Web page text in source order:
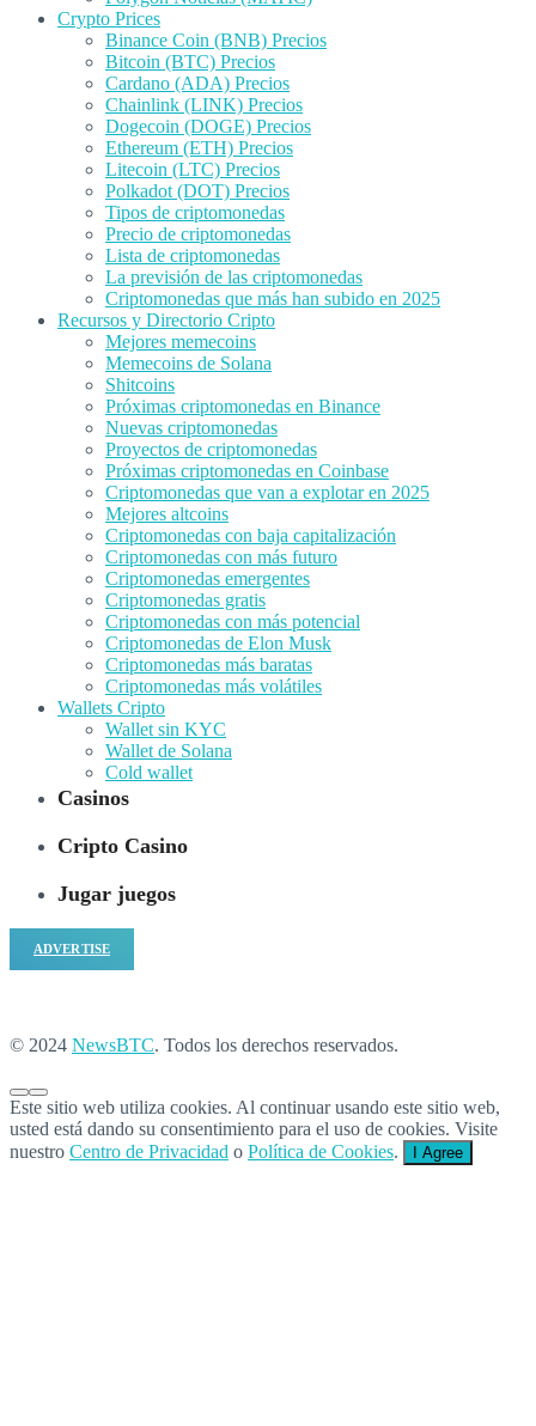
Crypto Prices
Binance Coin (BNB) Precios
Bitcoin (BTC) Precios
Cardano (ADA) Precios
Chainlink (LINK) Precios
Dogecoin (DOGE) Precios
Ethereum (ETH) Precios
Litecoin (LTC) Precios
Polkadot (DOT) Precios
Tipos de criptomonedas
Precio de criptomonedas
Lista de criptomonedas
La previsión de las criptomonedas
Criptomonedas que más han subido en 2025
Recursos y Directorio Cripto
Mejores memecoins
Memecoins de Solana
Shitcoins
Próximas criptomonedas en Binance
Nuevas criptomonedas
Proyectos de criptomonedas
Próximas criptomonedas en Coinbase
Criptomonedas que van a explotar en 2025
Mejores altcoins
Criptomonedas con baja capitalización
Criptomonedas con más futuro
Criptomonedas emergentes
Criptomonedas gratis
Criptomonedas con más potencial
Criptomonedas de Elon Musk
Criptomonedas más baratas
Criptomonedas más volátiles
Wallets Cripto
Wallet sin KYC
Wallet de Solana
Cold wallet
Casinos
Cripto Casino
Jugar juegos
ADVERTISE
© 2024 NewsBTC. Todos los derechos reservados.
Este sitio web utiliza cookies. Al continuar usando este sitio web,
usted está dando su consentimiento para el uso de cookies. Visite
nuestro Centro de Privacidad o Política de Cookies. I Agree